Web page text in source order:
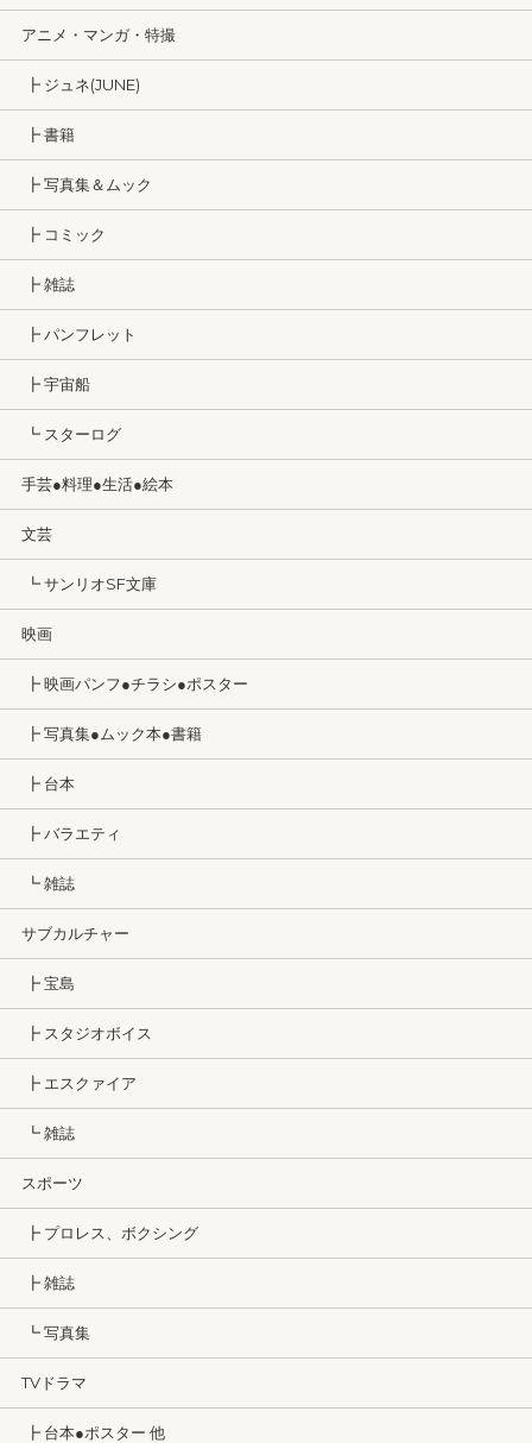
アニメ・マンガ・特撮
┣ ジュネ(JUNE)
┣ 書籍
┣ 写真集＆ムック
┣ コミック
┣ 雑誌
┣ パンフレット
┣ 宇宙船
┗ スターログ
手芸●料理●生活●絵本
文芸
┗ サンリオSF文庫
映画
┣ 映画パンフ●チラシ●ポスター
┣ 写真集●ムック本●書籍
┣ 台本
┣ バラエティ
┗ 雑誌
サブカルチャー
┣ 宝島
┣ スタジオボイス
┣ エスクァイア
┗ 雑誌
スポーツ
┣ プロレス、ボクシング
┣ 雑誌
┗ 写真集
TVドラマ
┣ 台本●ポスター 他